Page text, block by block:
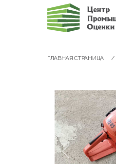
ГЛАВНАЯ СТРАНИЦА